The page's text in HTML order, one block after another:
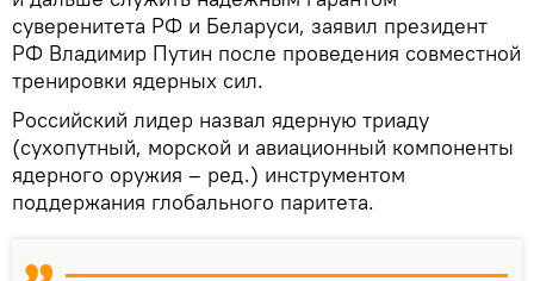
суверенитета РФ и Беларуси, заявил президент
РФ Владимир Путин после проведения совместной
тренировки ядерных сил.
Российский лидер назвал ядерную триаду
(сухопутный, морской и авиационный компоненты
ядерного оружия – ред.) инструментом
поддержания глобального паритета.